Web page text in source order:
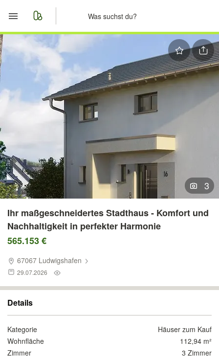
Start
Merkliste
Nachrichten
Anzeige aufgeben
3
Ihr maßgeschneidertes Stadthaus - Komfort und
Nachhaltigkeit in perfekter Harmonie
565.153 €
67067 Ludwigshafen
29.07.2026
Details
Kategorie
Häuser zum Kauf
Wohnfläche
112,94 m²
Zimmer
3 Zimmer